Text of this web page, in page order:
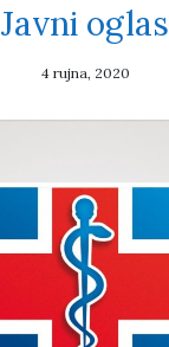
Javni oglas
4 rujna, 2020